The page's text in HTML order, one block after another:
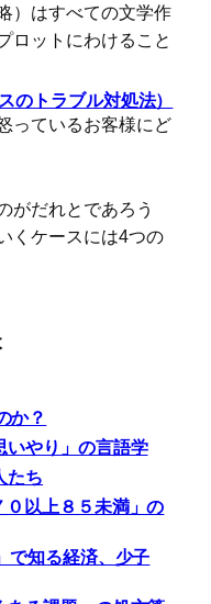
）はすべての文学作
ロットにわけること
のトラブル対処法）
っているお客様にど
がだれとであろう
くケースには4つの
か？
いやり」の言語学
たち
０以上８５未満」の
で知る経済、少子